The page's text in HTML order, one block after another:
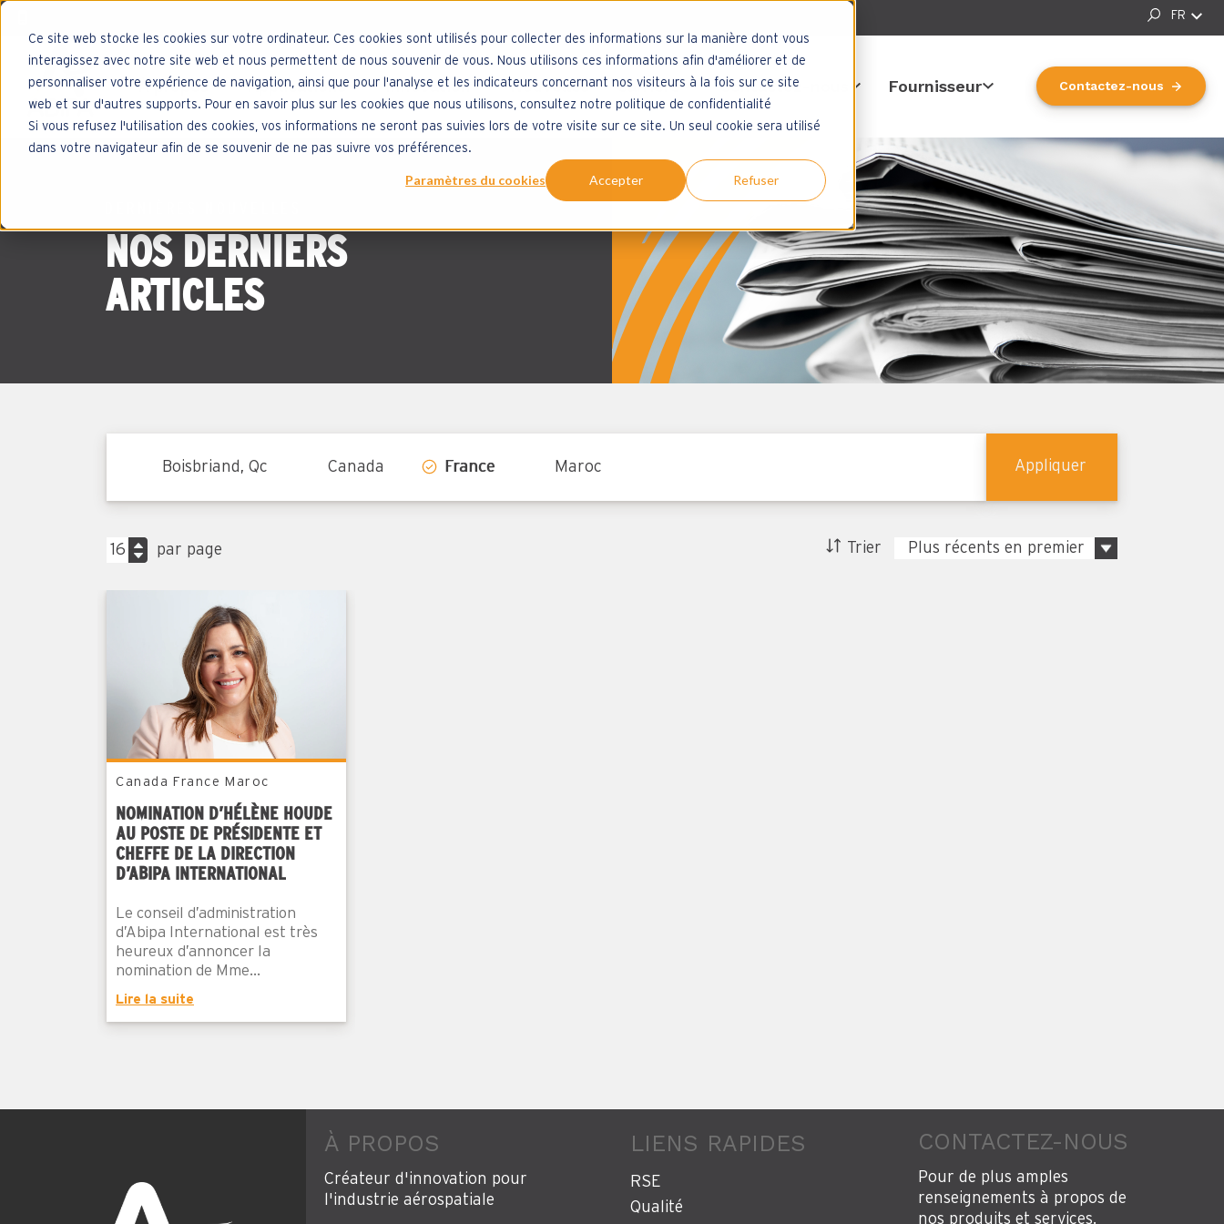
Ce site web stocke les cookies sur votre ordinateur. Ces cookies sont utilisés pour collecter des informations sur la manière dont vous
interagissez avec notre site web et nous permettent de nous souvenir de vous. Nous utilisons ces informations afin d'améliorer et de
personnaliser votre expérience de navigation, ainsi que pour l'analyse et les indicateurs concernant nos visiteurs à la fois sur ce site
web et sur d'autres supports. Pour en savoir plus sur les cookies que nous utilisons, consultez notre politique de confidentialité
Si vous refusez l'utilisation des cookies, vos informations ne seront pas suivies lors de votre visite sur ce site. Un seul cookie sera utilisé
dans votre navigateur afin de se souvenir de ne pas suivre vos préférences.
Paramètres du cookies Accepter Refuser
FR
À propos
Show submenu for À propos
Applications
Show submenu for Applications
Innovation
Show submenu for Innovation
Nouvelles Carrière Contactez-nous
Show submenu for Contactez-nous
Fournisseur
Show submenu for Fournisseur
Contactez-nous
NOS DERNIERS
ARTICLES
Boisbriand, Qc Canada France Maroc Appliquer
par page Trier
NOMINATION D’HÉLÈNE HOUDE
AU POSTE DE PRÉSIDENTE ET
CHEFFE DE LA DIRECTION
D’ABIPA INTERNATIONAL
Canada France Maroc
Le conseil d’administration
d’Abipa International est très
heureux d’annoncer la
nomination de Mme...
Lire la suite
À PROPOS
Créateur d'innovation pour
l'industrie aérospatiale
LIENS RAPIDES
RSE
Qualité
CONTACTEZ-NOUS
Pour de plus amples
renseignements à propos de
nos produits et services.